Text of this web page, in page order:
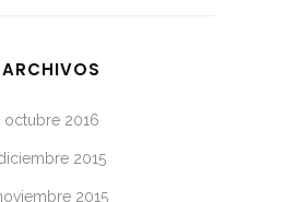
ARCHIVOS
octubre 2016
2015
2015